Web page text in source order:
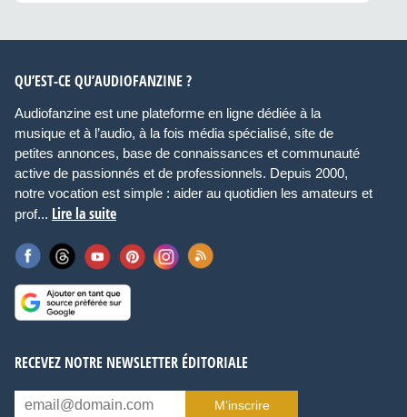
QU’EST-CE QU’AUDIOFANZINE ?
Audiofanzine est une plateforme en ligne dédiée à la
musique et à l’audio, à la fois média spécialisé, site de
petites annonces, base de connaissances et communauté
active de passionnés et de professionnels. Depuis 2000,
notre vocation est simple : aider au quotidien les amateurs et
prof... Lire la suite
RECEVEZ NOTRE NEWSLETTER ÉDITORIALE
M’inscrire